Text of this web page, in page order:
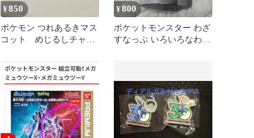
¥850
ポケモン つれあるきマス
コット めじるしチャー
¥800
ポケットモンスター わざ
すなっぷ いろいろなわざ